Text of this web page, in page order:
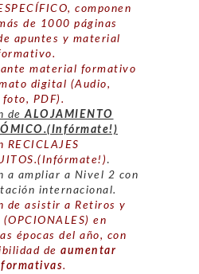
componen
de 1000 páginas
apuntes y material
material formativo
digital (Audio,
PDF).
de ALOJAMIENTO
RECICLAJES
.
a ampliar a Nivel 2 con
internacional.
de asistir a Retiros y
en
épocas del año, con
de aumentar
.